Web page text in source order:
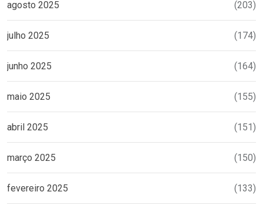
agosto 2025 (203)
julho 2025 (174)
junho 2025 (164)
maio 2025 (155)
abril 2025 (151)
março 2025 (150)
fevereiro 2025 (133)